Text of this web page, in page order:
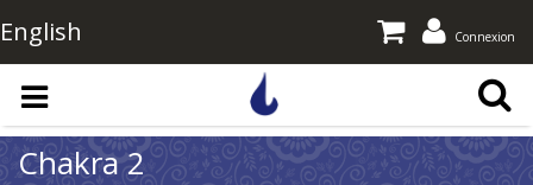
Aller au contenu principal
English Connexion
Chakra 2